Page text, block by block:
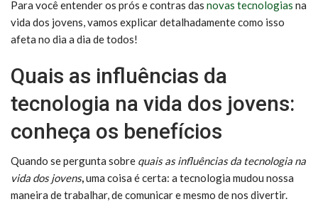
Para você entender os prós e contras das novas tecnologias na
vida dos jovens, vamos explicar detalhadamente como isso
afeta no dia a dia de todos!
Quais as influências da
tecnologia na vida dos jovens:
conheça os benefícios
Quando se pergunta sobre quais as influências da tecnologia na
vida dos jovens,uma coisa é certa: a tecnologia mudou nossa
maneira de trabalhar, de comunicar e mesmo de nos divertir.